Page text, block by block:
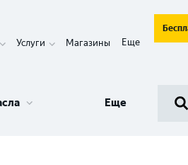
Услуги Магазины Еще
Еще